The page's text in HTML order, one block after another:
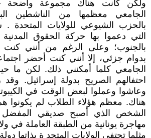
ولكن كانت هناك مجموعة واضحة
الجامعي معظمها من الناشطين
بالحزب الشيوعي للولايات المتحدة
التي دعموا بها حركة الحقوق المدنية
بالجنوب؛ وعلى الرغم من أنني
بدوام جزئي، إلا أنني كنت أحضر
الجامعي كلما أمكنني ذلك. لكن ما
احتفالهم الصريح بدولة إسرائيل. وقد
وعاشوا وعملوا لبعض الوقت في
هناك. معظم هؤلاء الطلاب لم يكونوا
الشخص الذي أصبح صديقي المفضل
مهاجرة يونانية من الطبقة العاملة في
مثلما تحتفي الولايات المتحد ة بذاتها